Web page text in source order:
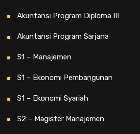
Akuntansi Program Diploma III
Akuntansi Program Sarjana
S1 – Manajemen
S1 – Ekonomi Pembangunan
S1 – Ekonomi Syariah
S2 – Magister Manajemen